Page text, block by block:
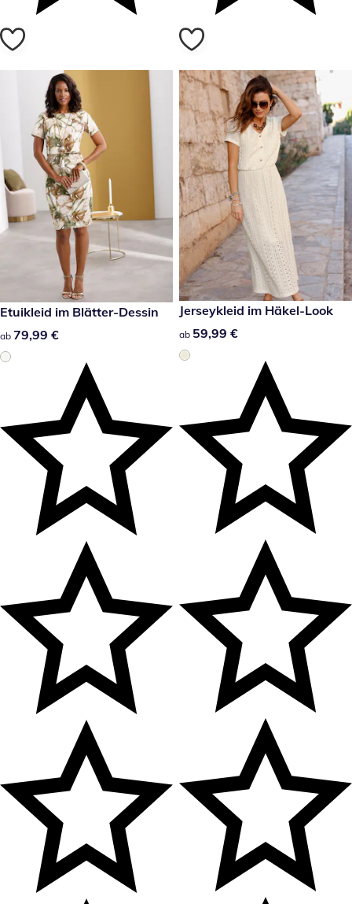
79,99 €
Etuikleid im Blätter-Dessin
79,99 €
ab 79,99 €
59,99 €
Jerseykleid im Häkel-Look
59,99 €
ab 59,99 €